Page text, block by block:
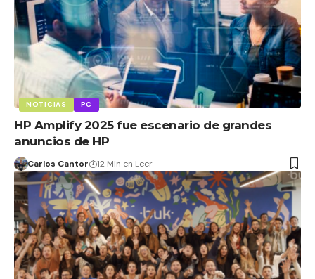
NOTICIAS PC
HP Amplify 2025 fue escenario de grandes
anuncios de HP
Carlos Cantor 12 Min en Leer